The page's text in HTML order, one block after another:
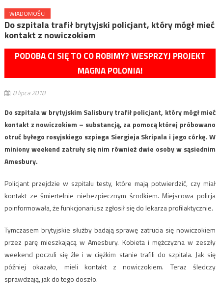
WIADOMOŚCI
Do szpitala trafił brytyjski policjant, który mógł mieć
kontakt z nowiczokiem
PODOBA CI SIĘ TO CO ROBIMY? WESPRZYJ PROJEKT
MAGNA POLONIA!
8 lipca 2018
Do szpitala w brytyjskim Salisbury trafił policjant, który mógł mieć
kontakt z nowiczokiem – substancją, za pomocą której próbowano
otruć byłego rosyjskiego szpiega Siergieja Skripala i jego córkę. W
miniony weekend zatruły się nim również dwie osoby w sąsiednim
Amesbury.
Policjant przejdzie w szpitalu testy, które mają potwierdzić, czy miał
kontakt ze śmiertelnie niebezpiecznym środkiem. Miejscowa policja
poinformowała, że funkcjonariusz zgłosił się do lekarza profilaktycznie.
Tymczasem brytyjskie służby badają sprawę zatrucia się nowiczokiem
przez parę mieszkającą w Amesbury. Kobieta i mężczyzna w zeszły
weekend poczuli się źle i w ciężkim stanie trafili do szpitala. Jak się
później okazało, mieli kontakt z nowiczokiem. Teraz śledczy
sprawdzają, jak do tego doszło.